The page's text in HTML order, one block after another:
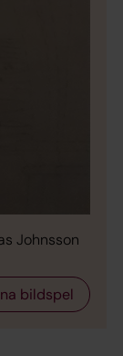
Johnsson
bildspel